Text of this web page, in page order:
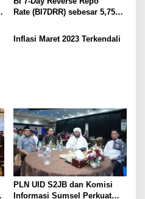
Rate (BI7DRR) sebesar 5,75%,
dan Mendorong Pertumbuhan
Inflasi Maret 2023 Terkendali
PLN UID S2JB dan Komisi
Informasi Sumsel Perkuat